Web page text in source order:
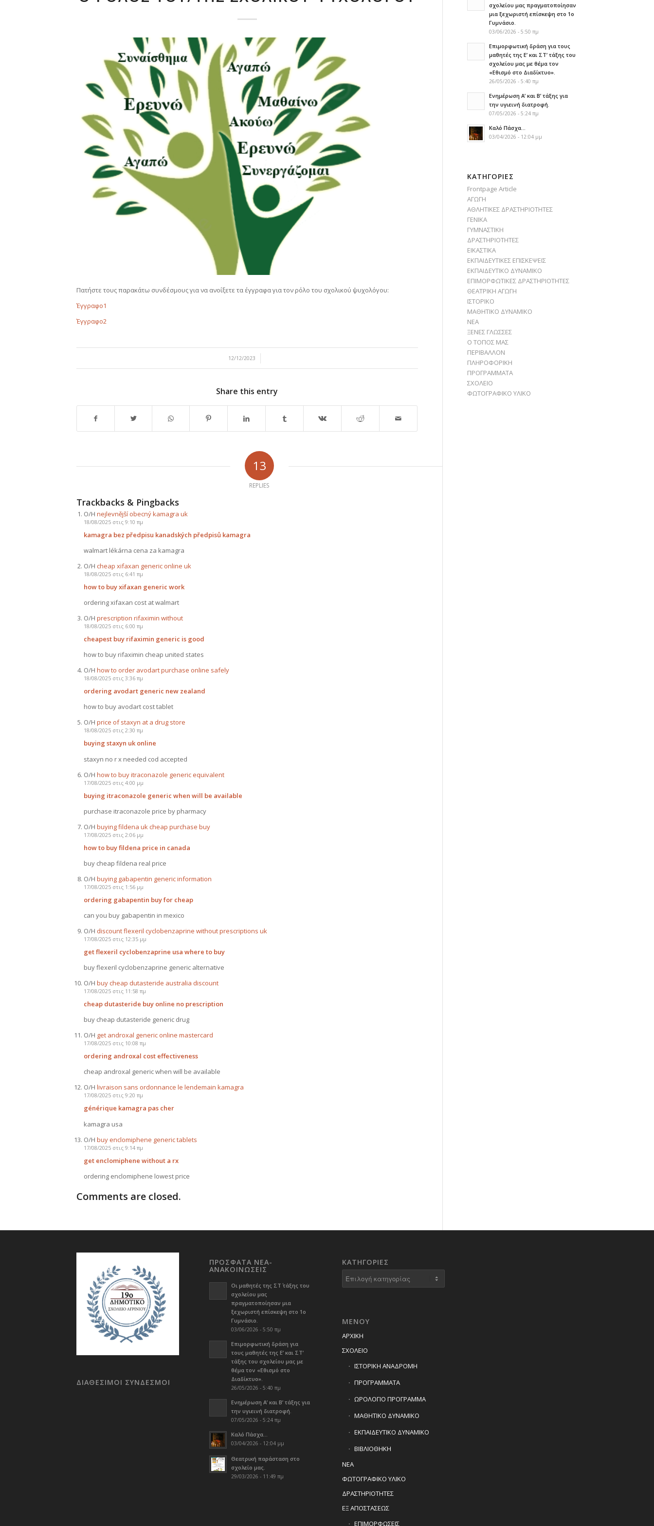
Πατήστε τους παρακάτω συνδέσμους για να ανοίξετε τα έγγραφα για τον ρόλο του σχολικού ψυχολόγου:
Έγγραφο1
Έγγραφο2
12/12/2023
/
Share this entry
13
REPLIES
Trackbacks & Pingbacks
Ο/Η nejlevnější obecný kamagra uk
18/08/2025 στις 9:10 πμ
kamagra bez předpisu kanadských předpisů kamagra
walmart lékárna cena za kamagra
Ο/Η cheap xifaxan generic online uk
18/08/2025 στις 6:41 πμ
how to buy xifaxan generic work
ordering xifaxan cost at walmart
Ο/Η prescription rifaximin without
18/08/2025 στις 6:00 πμ
cheapest buy rifaximin generic is good
how to buy rifaximin cheap united states
Ο/Η how to order avodart purchase online safely
18/08/2025 στις 3:36 πμ
ordering avodart generic new zealand
how to buy avodart cost tablet
Ο/Η price of staxyn at a drug store
18/08/2025 στις 2:30 πμ
buying staxyn uk online
staxyn no r x needed cod accepted
Ο/Η how to buy itraconazole generic equivalent
17/08/2025 στις 4:00 μμ
buying itraconazole generic when will be available
purchase itraconazole price by pharmacy
Ο/Η buying fildena uk cheap purchase buy
17/08/2025 στις 2:06 μμ
how to buy fildena price in canada
buy cheap fildena real price
Ο/Η buying gabapentin generic information
17/08/2025 στις 1:56 μμ
ordering gabapentin buy for cheap
can you buy gabapentin in mexico
Ο/Η discount flexeril cyclobenzaprine without prescriptions uk
17/08/2025 στις 12:35 μμ
get flexeril cyclobenzaprine usa where to buy
buy flexeril cyclobenzaprine generic alternative
Ο/Η buy cheap dutasteride australia discount
17/08/2025 στις 11:58 πμ
cheap dutasteride buy online no prescription
buy cheap dutasteride generic drug
Ο/Η get androxal generic online mastercard
17/08/2025 στις 10:08 πμ
ordering androxal cost effectiveness
cheap androxal generic when will be available
Ο/Η livraison sans ordonnance le lendemain kamagra
17/08/2025 στις 9:20 πμ
générique kamagra pas cher
kamagra usa
Ο/Η buy enclomiphene generic tablets
17/08/2025 στις 9:14 πμ
get enclomiphene without a rx
ordering enclomiphene lowest price
Comments are closed.
σχολείου μας πραγματοποίησαν
μια ξεχωριστή επίσκεψη στο 1ο
Γυμνάσιο.
03/06/2026 - 5:50 πμ
Επιμορφωτική δράση για τους
μαθητές της Ε’ και ΣΤ’ τάξης του
σχολείου μας με θέμα τον
«Εθισμό στο Διαδίκτυο».
26/05/2026 - 5:40 πμ
Ενημέρωση Α’ και Β’ τάξης για
την υγιεινή διατροφή.
07/05/2026 - 5:24 πμ
Καλό Πάσχα…
03/04/2026 - 12:04 μμ
KΑΤΗΓΟΡΊΕΣ
Frontpage Article
ΑΓΩΓΗ
ΑΘΛΗΤΙΚΕΣ ΔΡΑΣΤΗΡΙΟΤΗΤΕΣ
ΓΕΝΙΚΑ
ΓΥΜΝΑΣΤΙΚΗ
ΔΡΑΣΤΗΡΙΟΤΗΤΕΣ
ΕΙΚΑΣΤΙΚΑ
ΕΚΠΑΙΔΕΥΤΙΚΕΣ ΕΠΙΣΚΕΨΕΙΣ
ΕΚΠΑΙΔΕΥΤΙΚΟ ΔΥΝΑΜΙΚΟ
ΕΠΙΜΟΡΦΩΤΙΚΕΣ ΔΡΑΣΤΗΡΙΟΤΗΤΕΣ
ΘΕΑΤΡΙΚΗ ΑΓΩΓΗ
ΙΣΤΟΡΙΚΟ
ΜΑΘΗΤΙΚΟ ΔΥΝΑΜΙΚΟ
ΝΕΑ
ΞΕΝΕΣ ΓΛΩΣΣΕΣ
Ο ΤΟΠΟΣ ΜΑΣ
ΠΕΡΙΒΑΛΛΟΝ
ΠΛΗΡΟΦΟΡΙΚΗ
ΠΡΟΓΡΑΜΜΑΤΑ
ΣΧΟΛΕΙΟ
ΦΩΤΟΓΡΑΦΙΚΟ ΥΛΙΚΟ
ΔΙΑΘΕΣΙΜΟΙ ΣΥΝΔΕΣΜΟΙ
ΠΡΟΣΦΑΤΑ ΝΕΑ-
ΑΝΑΚΟΙΝΩΣΕΙΣ
Οι μαθητές της ΣΤ΄ τάξης του
σχολείου μας
πραγματοποίησαν μια
ξεχωριστή επίσκεψη στο 1ο
Γυμνάσιο.
03/06/2026 - 5:50 πμ
Επιμορφωτική δράση για
τους μαθητές της Ε’ και ΣΤ’
τάξης του σχολείου μας με
θέμα τον «Εθισμό στο
Διαδίκτυο».
26/05/2026 - 5:40 πμ
Ενημέρωση Α’ και Β’ τάξης για
την υγιεινή διατροφή.
07/05/2026 - 5:24 πμ
Καλό Πάσχα…
03/04/2026 - 12:04 μμ
Θεατρική παράσταση στο
σχολείο μας.
29/03/2026 - 11:49 πμ
KΑΤΗΓΟΡΊΕΣ
ΜΕΝΟΥ
ΑΡΧΙΚΗ
ΣΧΟΛΕΙΟ
ΙΣΤΟΡΙΚΗ ΑΝΑΔΡΟΜΗ
ΠΡΟΓΡΑΜΜΑΤΑ
ΩΡΟΛΟΓΙΟ ΠΡΟΓΡΑΜΜΑ
ΜΑΘΗΤΙΚΟ ΔΥΝΑΜΙΚΟ
ΕΚΠΑΙΔΕΥΤΙΚΟ ΔΥΝΑΜΙΚΟ
ΒΙΒΛΙΟΘΗΚΗ
ΝΕΑ
ΦΩΤΟΓΡΑΦΙΚΟ ΥΛΙΚΟ
ΔΡΑΣΤΗΡΙΟΤΗΤΕΣ
ΕΞ ΑΠΟΣΤΑΣΕΩΣ
ΕΠΙΜΟΡΦΩΣΕΙΣ